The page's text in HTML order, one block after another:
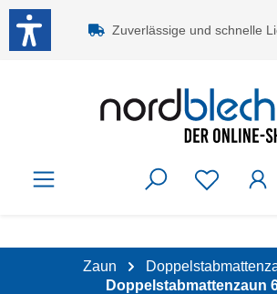
Zum Hauptinhalt springen
Zuverlässige und schnelle
Zaun
Doppelstabmattenzaun